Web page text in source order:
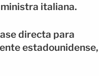
italiana.
directa para
estadounidense,